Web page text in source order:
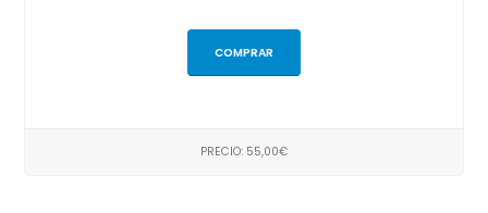
COMPRAR
PRECIO: 55,00€